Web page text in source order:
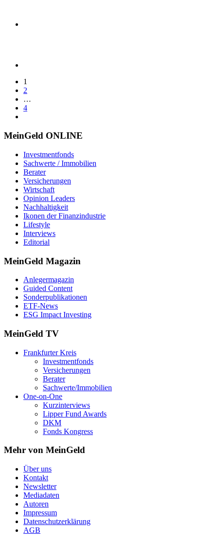
1
2
…
4
MeinGeld ONLINE
Investmentfonds
Sachwerte / Immobilien
Berater
Versicherungen
Wirtschaft
Opinion Leaders
Nachhaltigkeit
Ikonen der Finanzindustrie
Lifestyle
Interviews
Editorial
MeinGeld Magazin
Anlegermagazin
Guided Content
Sonderpublikationen
ETF-News
ESG Impact Investing
MeinGeld TV
Frankfurter Kreis
Investmentfonds
Versicherungen
Berater
Sachwerte/Immobilien
One-on-One
Kurzinterviews
Lipper Fund Awards
DKM
Fonds Kongress
Mehr von MeinGeld
Über uns
Kontakt
Newsletter
Mediadaten
Autoren
Impressum
Datenschutzerklärung
AGB